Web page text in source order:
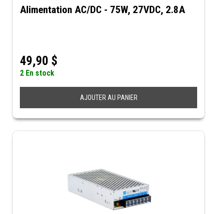
Alimentation AC/DC - 75W, 27VDC, 2.8A
49,90 $
2 En stock
AJOUTER AU PANIER